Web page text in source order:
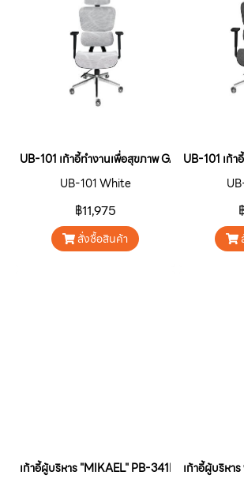
UB-101 เก้าอี้ทำงานเพื่อสุขภาพ GALAXY V.1
UB-101 White
฿11,975
สั่งซื้อสินค้า
UB-101 เก้
เก้าอี้ผู้บริหาร "MIKAEL" PB-341N
เก้าอี้ผู้บริหา